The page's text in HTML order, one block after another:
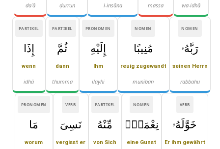
wa-idhā
massa
l-insāna
ḍurrun
daʿā
NOMEN
رَبَّهُۥ
seinen Herrn
rabbahu
NOMEN
مُنِيبًا
reuig zugewandt
munīban
PRONOMEN
إِلَيْهِ
Ihm
ilayhi
PARTIKEL
ثُمَّ
dann
thumma
PARTIKEL
إِذَا
wenn
idhā
VERB
خَوَّلَهُۥ
Er ihm gewährt
NOMEN
نِعْمَةًۭ
eine Gunst
PARTIKEL
مِّنْهُ
von Sich
VERB
نَسِىَ
vergisst er
PRONOMEN
مَا
worum